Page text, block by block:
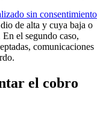
sin consentimiento
de alta y cuya baja o
el segundo caso,
comunicaciones
el cobro